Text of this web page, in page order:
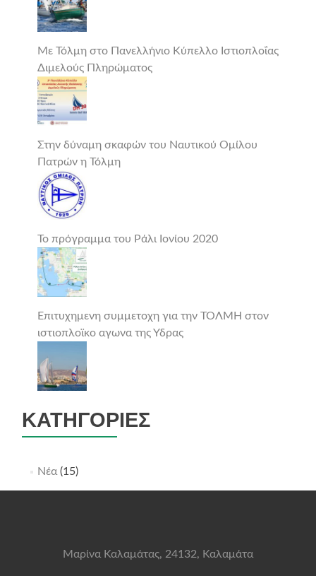
Με Τόλμη στο Πανελλήνιο Κύπελλο Ιστιοπλοΐας
Διμελούς Πληρώματος
Στην δύναμη σκαφών του Ναυτικού Ομίλου
Πατρών η Τόλμη
Το πρόγραμμα του Ράλι Ιονίου 2020
Επιτυχημενη συμμετοχη για την ΤΟΛΜΗ στον
ιστιοπλοϊκο αγωνα της Υδρας
ΚΑΤΗΓΟΡΊΕΣ
Νέα (15)
Μαρίνα Καλαμάτας, 24132, Καλαμάτα